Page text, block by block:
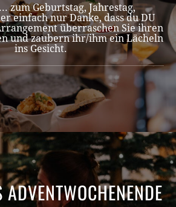
zum Geburtstag, Jahrestag,
einfach nur Danke, dass du DU
überraschen Sie ihren
und zaubern ihr/ihm ein Lächeln
ins Gesicht.